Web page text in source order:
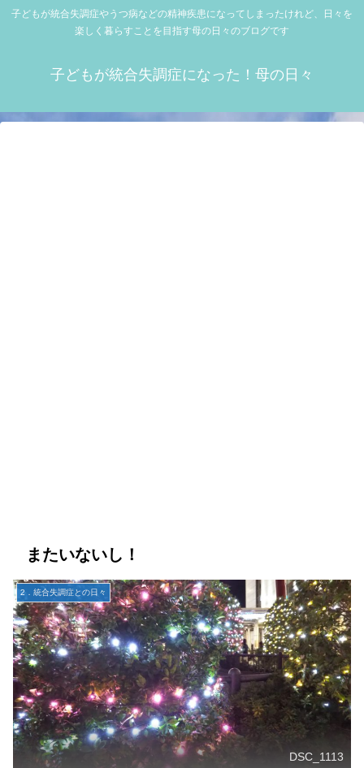
子どもが統合失調症やうつ病などの精神疾患になってしまったけれど、日々を
楽しく暮らすことを目指す母の日々のブログです
子どもが統合失調症になった！母の日々
またいないし！
2．統合失調症との日々
DSC_1113